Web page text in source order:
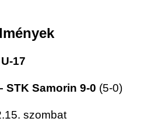
U-17
STK Samorin 9-0 (5-0)
szombat